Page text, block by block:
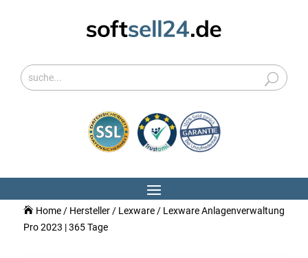
Home/ Hersteller/ Lexware/ Lexware Anlagenverwaltung
Pro 2023 | 365 Tage